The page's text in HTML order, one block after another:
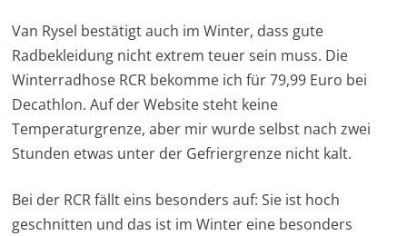
Van Rysel bestätigt auch im Winter, dass gute
Radbekleidung nicht extrem teuer sein muss. Die
Winterradhose RCR bekomme ich für 79,99 Euro bei
Decathlon. Auf der Website steht keine
Temperaturgrenze, aber mir wurde selbst nach zwei
Stunden etwas unter der Gefriergrenze nicht kalt.
Bei der RCR fällt eins besonders auf: Sie ist hoch
geschnitten und das ist im Winter eine besonders